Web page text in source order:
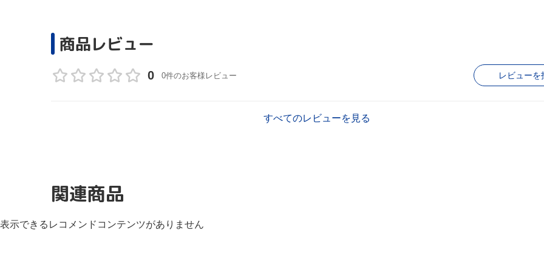
商品レビュー
0 0件のお客様レビュー レビューを
すべてのレビューを見る
関連商品
表示できるレコメンドコンテンツがありません